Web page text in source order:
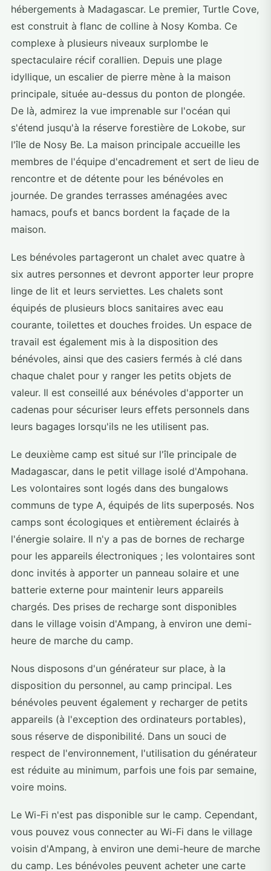
hébergements à Madagascar. Le premier, Turtle Cove,
est construit à flanc de colline à Nosy Komba. Ce
complexe à plusieurs niveaux surplombe le
spectaculaire récif corallien. Depuis une plage
idyllique, un escalier de pierre mène à la maison
principale, située au-dessus du ponton de plongée.
De là, admirez la vue imprenable sur l'océan qui
s'étend jusqu'à la réserve forestière de Lokobe, sur
l'île de Nosy Be. La maison principale accueille les
membres de l'équipe d'encadrement et sert de lieu de
rencontre et de détente pour les bénévoles en
journée. De grandes terrasses aménagées avec
hamacs, poufs et bancs bordent la façade de la
maison.
Les bénévoles partageront un chalet avec quatre à
six autres personnes et devront apporter leur propre
linge de lit et leurs serviettes. Les chalets sont
équipés de plusieurs blocs sanitaires avec eau
courante, toilettes et douches froides. Un espace de
travail est également mis à la disposition des
bénévoles, ainsi que des casiers fermés à clé dans
chaque chalet pour y ranger les petits objets de
valeur. Il est conseillé aux bénévoles d'apporter un
cadenas pour sécuriser leurs effets personnels dans
leurs bagages lorsqu'ils ne les utilisent pas.
Le deuxième camp est situé sur l'île principale de
Madagascar, dans le petit village isolé d'Ampohana.
Les volontaires sont logés dans des bungalows
communs de type A, équipés de lits superposés. Nos
camps sont écologiques et entièrement éclairés à
l'énergie solaire. Il n'y a pas de bornes de recharge
pour les appareils électroniques ; les volontaires sont
donc invités à apporter un panneau solaire et une
batterie externe pour maintenir leurs appareils
chargés. Des prises de recharge sont disponibles
dans le village voisin d'Ampang, à environ une demi-
heure de marche du camp.
Nous disposons d'un générateur sur place, à la
disposition du personnel, au camp principal. Les
bénévoles peuvent également y recharger de petits
appareils (à l'exception des ordinateurs portables),
sous réserve de disponibilité. Dans un souci de
respect de l'environnement, l'utilisation du générateur
est réduite au minimum, parfois une fois par semaine,
voire moins.
Le Wi-Fi n'est pas disponible sur le camp. Cependant,
vous pouvez vous connecter au Wi-Fi dans le village
voisin d'Ampang, à environ une demi-heure de marche
du camp. Les bénévoles peuvent acheter une carte